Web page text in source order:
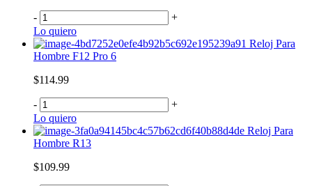
-
+
Lo quiero
Reloj Para
Hombre F12 Pro 6
$114.99
-
+
Lo quiero
Reloj Para
Hombre R13
$109.99